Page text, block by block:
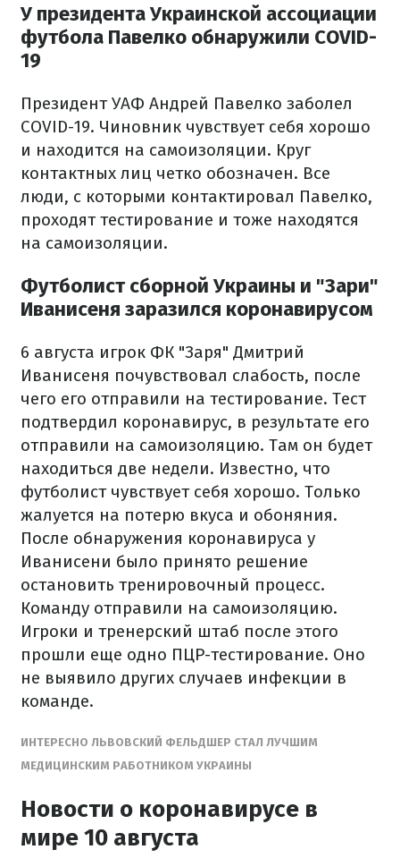
У президента Украинской ассоциации
футбола Павелко обнаружили COVID-
19
Президент УАФ Андрей Павелко заболел
COVID-19. Чиновник чувствует себя хорошо
и находится на самоизоляции. Круг
контактных лиц четко обозначен. Все
люди, с которыми контактировал Павелко,
проходят тестирование и тоже находятся
на самоизоляции.
Футболист сборной Украины и "Зари"
Иванисеня заразился коронавирусом
6 августа игрок ФК "Заря" Дмитрий
Иванисеня почувствовал слабость, после
чего его отправили на тестирование. Тест
подтвердил коронавирус, в результате его
отправили на самоизоляцию. Там он будет
находиться две недели. Известно, что
футболист чувствует себя хорошо. Только
жалуется на потерю вкуса и обоняния.
После обнаружения коронавируса у
Иванисени было принято решение
остановить тренировочный процесс.
Команду отправили на самоизоляцию.
Игроки и тренерский штаб после этого
прошли еще одно ПЦР-тестирование. Оно
не выявило других случаев инфекции в
команде.
ИНТЕРЕСНО ЛЬВОВСКИЙ ФЕЛЬДШЕР СТАЛ ЛУЧШИМ
МЕДИЦИНСКИМ РАБОТНИКОМ УКРАИНЫ
Новости о коронавирусе в
мире 10 августа